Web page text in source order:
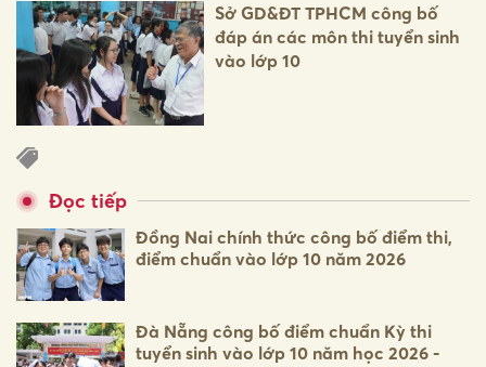
Sở GD&ĐT TPHCM công bố
đáp án các môn thi tuyển sinh
vào lớp 10
Đọc tiếp
Đồng Nai chính thức công bố điểm thi,
điểm chuẩn vào lớp 10 năm 2026
Đà Nẵng công bố điểm chuẩn Kỳ thi
tuyển sinh vào lớp 10 năm học 2026 -